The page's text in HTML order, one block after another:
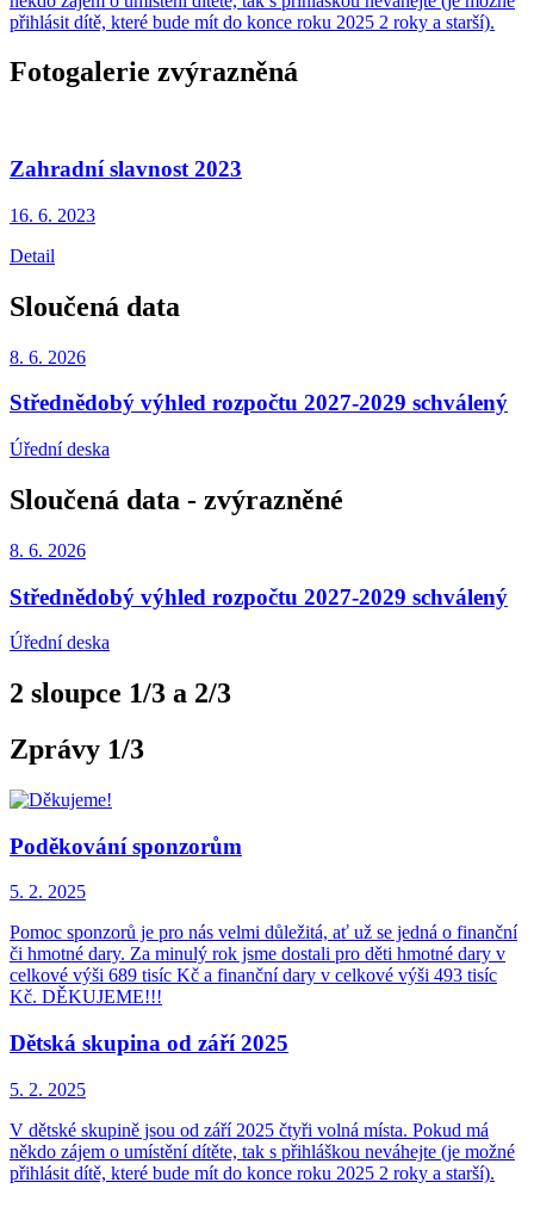
přihlásit dítě, které bude mít do konce roku 2025 2 roky a starší).
Fotogalerie zvýrazněná
Zahradní slavnost 2023
16. 6. 2023
Detail
Sloučená data
8. 6. 2026
Střednědobý výhled rozpočtu 2027-2029 schválený
Úřední deska
Sloučená data - zvýrazněné
8. 6. 2026
Střednědobý výhled rozpočtu 2027-2029 schválený
Úřední deska
2 sloupce 1/3 a 2/3
Zprávy 1/3
Poděkování sponzorům
5. 2. 2025
Pomoc sponzorů je pro nás velmi důležitá, ať už se jedná o finanční
či hmotné dary. Za minulý rok jsme dostali pro děti hmotné dary v
celkové výši 689 tisíc Kč a finanční dary v celkové výši 493 tisíc
Kč. DĚKUJEME!!!
Dětská skupina od září 2025
5. 2. 2025
V dětské skupině jsou od září 2025 čtyři volná místa. Pokud má
někdo zájem o umístění dítěte, tak s přihláškou neváhejte (je možné
přihlásit dítě, které bude mít do konce roku 2025 2 roky a starší).